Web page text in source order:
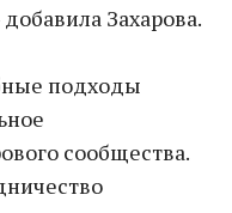
Захарова.
подходы
сообщества.